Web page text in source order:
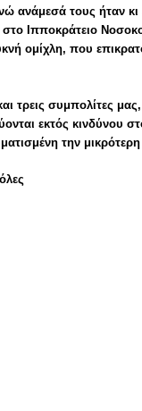
ανάμεσά τους ήταν
Ιπποκράτειο
ομίχλη, που
τρεις συμπολίτες
εκτός κινδύνου
την